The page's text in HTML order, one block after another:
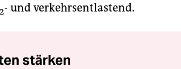
2- und verkehrsentlastend.
stärken